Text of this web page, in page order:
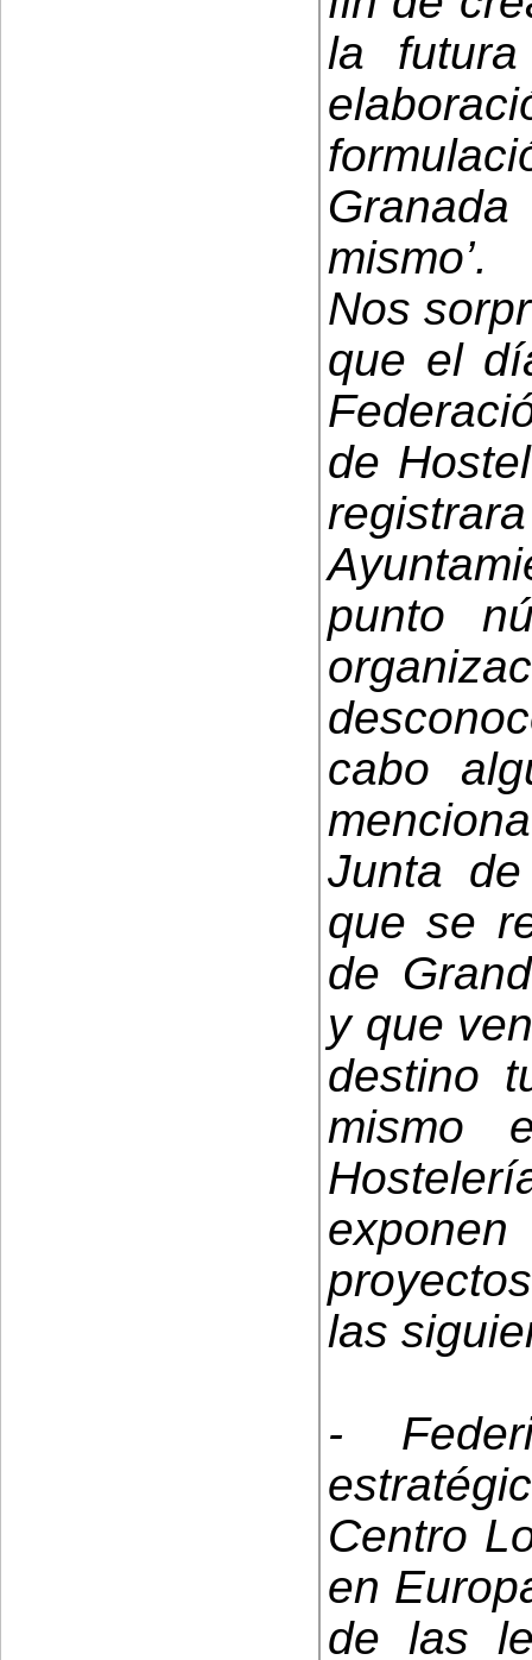
la
mismo’.
Nos
que el
de
punto
cabo
Junta
que se
de
y que
destino
mismo
las
-
Centro
en
de las